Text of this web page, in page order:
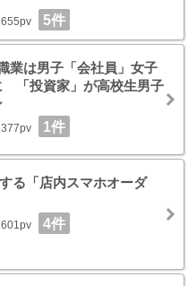
5件
業は男子「会社員」女子
「投資家」が高校生男子
1件
る「店内スマホオーダ
4件